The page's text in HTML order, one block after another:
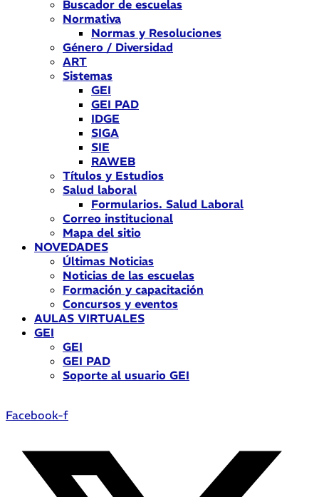
Buscador de escuelas
Normativa
Normas y Resoluciones
Género / Diversidad
ART
Sistemas
GEI
GEI PAD
IDGE
SIGA
SIE
RAWEB
Títulos y Estudios
Salud laboral
Formularios. Salud Laboral
Correo institucional
Mapa del sitio
NOVEDADES
Últimas Noticias
Noticias de las escuelas
Formación y capacitación
Concursos y eventos
AULAS VIRTUALES
GEI
GEI
GEI PAD
Soporte al usuario GEI
Facebook-f